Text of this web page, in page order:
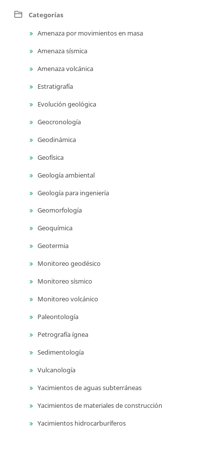
Categorías
Amenaza por movimientos en masa
Amenaza sísmica
Amenaza volcánica
Estratigrafía
Evolución geológica
Geocronología
Geodinámica
Geofísica
Geología ambiental
Geología para ingeniería
Geomorfología
Geoquímica
Geotermia
Monitoreo geodésico
Monitoreo sísmico
Monitoreo volcánico
Paleontología
Petrografía ígnea
Sedimentología
Vulcanología
Yacimientos de aguas subterráneas
Yacimientos de materiales de construcción
Yacimientos hidrocarburíferos